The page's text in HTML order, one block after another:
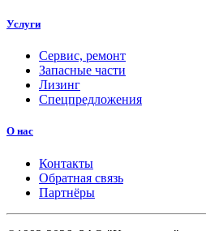
Услуги
Сервис, ремонт
Запасные части
Лизинг
Спецпредложения
О нас
Контакты
Обратная связь
Партнёры